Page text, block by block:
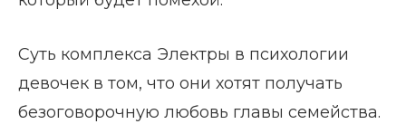
Суть комплекса Электры в психологии
девочек в том, что они хотят получать
безоговорочную любовь главы семейства.